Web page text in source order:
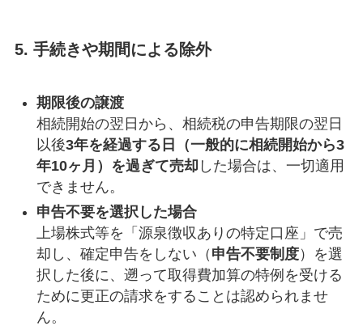
5. 手続きや期間による除外
期限後の譲渡
相続開始の翌日から、相続税の申告期限の翌日
以後3年を経過する日（一般的に相続開始から3
年10ヶ月）を過ぎて売却 した場合は、一切適用
できません。
申告不要を選択した場合
上場株式等を「源泉徴収ありの特定口座」で売
却し、確定申告をしない（ 申告不要制度）を選
択した後に、遡って取得費加算の特例を受ける
ために更正の請求をすることは認められませ
ん。